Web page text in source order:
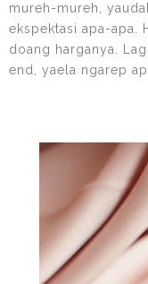
mureh-mureh,
ekspektasi apa-apa.
doang harganya.
end, yaela ngarep